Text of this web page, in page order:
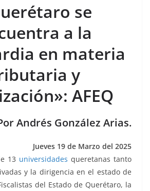
at
s
A
p
p
ss
e
n
g
er
e
gr
a
m
m
p
ar
tir
se
a la
en materia
y
AFEQ
Andrés González Arias.
Jueves 19 de Marzo del 2025
13 universidades queretanas tanto
y la dirigencia en el estado de
del Estado de Querétaro, la